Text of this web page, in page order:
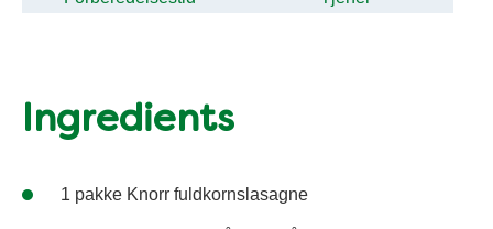
Ingredients
1 pakke Knorr fuldkornslasagne